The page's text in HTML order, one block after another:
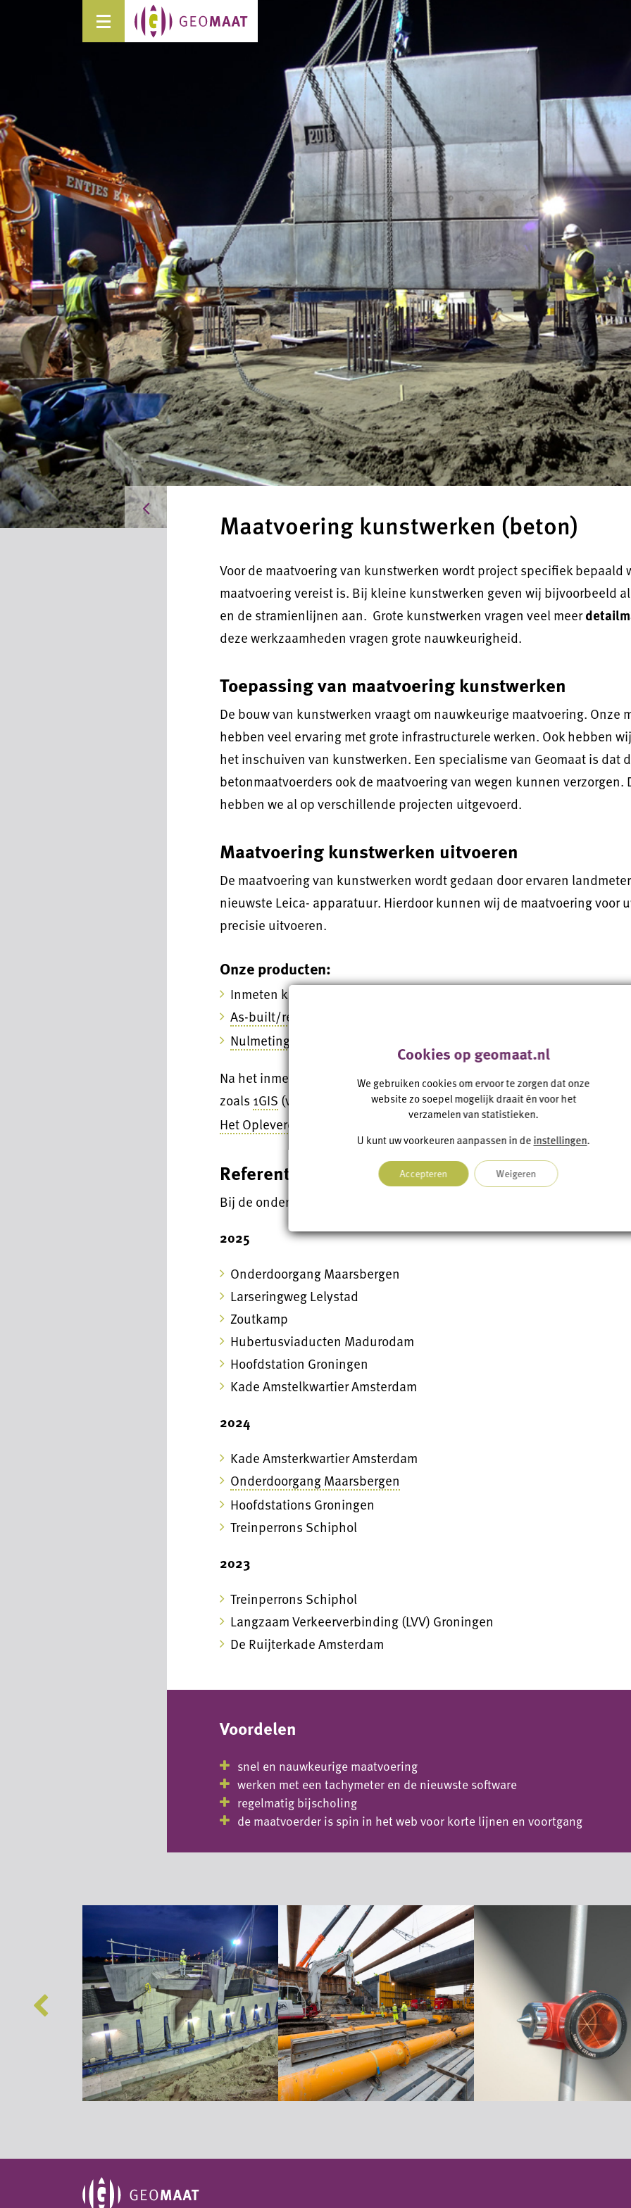
Maatvoering kunstwerken (beton)
Voor de maatvoering van kunstwerken wordt project specifiek bepaald
maatvoering vereist is. Bij kleine kunstwerken geven wij bijvoorbeeld
en de stramienlijnen aan. Grote kunstwerken vragen veel meer
deze werkzaamheden vragen grote nauwkeurigheid.
Toepassing van maatvoering kunstwerken
De bouw van kunstwerken vraagt om nauwkeurige maatvoering. Onze
hebben veel ervaring met grote infrastructurele werken. Ook hebben
het inschuiven van kunstwerken. Een specialisme van Geomaat is dat
betonmaatvoerders ook de maatvoering van wegen kunnen verzorgen.
hebben we al op verschillende projecten uitgevoerd.
Maatvoering kunstwerken uitvoeren
De maatvoering van kunstwerken wordt gedaan door ervaren
nieuwste Leica- apparatuur. Hierdoor kunnen wij de maatvoering voor
precisie uitvoeren.
Onze producten:
Inmeten kunstwerken
As-built/revisietekeningen
Nulmeting bestaand kunstwerk i.v.m. uitbreiding (3D-scan)
Na het inmeten van kunstwerken kunnen wij ook de beheersystemen
zoals 1GIS (voorheen enKernGIS), Disk Miok, et cetera, bijwerken.
Het Opleverdossier.
Referentieprojecten
Bij de onderstaande projecten hebben we maatvoering kunstwerken
2025
Onderdoorgang Maarsbergen
Larseringweg Lelystad
Zoutkamp
Hubertusviaducten Madurodam
Hoofdstation Groningen
Kade Amstelkwartier Amsterdam
2024
Kade Amsterkwartier Amsterdam
Onderdoorgang Maarsbergen
Hoofdstations Groningen
Treinperrons Schiphol
2023
Treinperrons Schiphol
Langzaam Verkeerverbinding (LVV) Groningen
De Ruijterkade Amsterdam
Voordelen
snel en nauwkeurige maatvoering
werken met een tachymeter en de nieuwste software
regelmatig bijscholing
de maatvoerder is spin in het web voor korte lijnen en voortgang
Cookies op geomaat.nl
We gebruiken cookies om ervoor te zorgen dat onze
website zo soepel mogelijk draait én voor het
verzamelen van statistieken.
U kunt uw voorkeuren aanpassen in deinstellingen.
Accepteren Weigeren